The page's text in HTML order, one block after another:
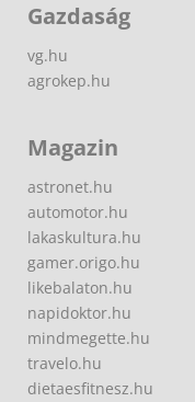
Gazdaság
vg.hu
agrokep.hu
Magazin
astronet.hu
automotor.hu
lakaskultura.hu
gamer.origo.hu
likebalaton.hu
napidoktor.hu
mindmegette.hu
travelo.hu
dietaesfitnesz.hu